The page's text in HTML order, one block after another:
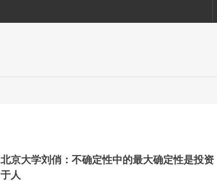
北京大学刘俏：不确定性中的最大确定性是投资
于人